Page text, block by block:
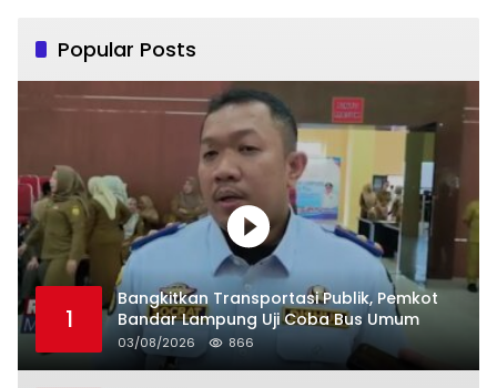
Popular Posts
1
Bangkitkan Transportasi Publik, Pemkot
Bandar Lampung Uji Coba Bus Umum
03/08/2026 866